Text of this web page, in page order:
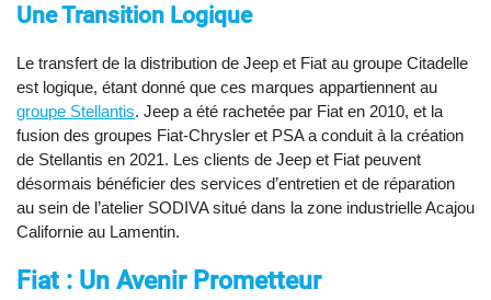
Une Transition Logique
Le transfert de la distribution de Jeep et Fiat au groupe Citadelle
est logique, étant donné que ces marques appartiennent au
groupe Stellantis. Jeep a été rachetée par Fiat en 2010, et la
fusion des groupes Fiat-Chrysler et PSA a conduit à la création
de Stellantis en 2021. Les clients de Jeep et Fiat peuvent
désormais bénéficier des services d’entretien et de réparation
au sein de l’atelier SODIVA situé dans la zone industrielle Acajou
Californie au Lamentin.
Fiat : Un Avenir Prometteur